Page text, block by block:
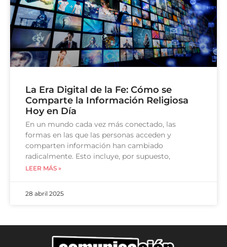
La Era Digital de la Fe: Cómo se
Comparte la Información Religiosa
Hoy en Día
En un mundo cada vez más conectado, las
formas en las que las personas acceden y
comparten información han cambiado
radicalmente. Esto incluye, por supuesto,
LEER MÁS »
28 abril 2025